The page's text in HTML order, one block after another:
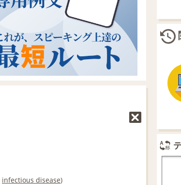
infectious disease)